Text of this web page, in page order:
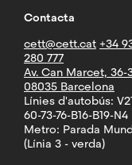
Contacta
cett@cett.cat +34
280 777
Av. Can Marcet, 36-
08035 Barcelona
Línies d'autobús:
60-73-76-B16-B19-N4
Metro: Parada
(Línia 3 - verda)